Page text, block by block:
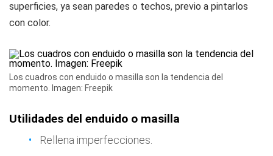
superficies, ya sean paredes o techos, previo a pintarlos
con color.
Los cuadros con enduido o masilla son la tendencia del
momento. Imagen: Freepik
Utilidades del enduido o masilla
Rellena imperfecciones.